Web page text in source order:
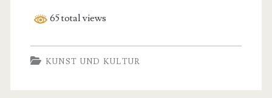
65 total views
KUNST UND KULTUR